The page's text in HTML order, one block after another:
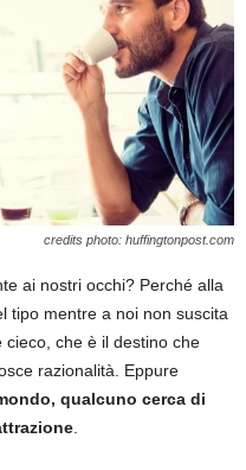
credits photo: huffingtonpost.com
ai nostri occhi? Perché alla
tipo mentre a noi non suscita
cieco, che è il destino che
razionalità. Eppure
qualcuno cerca di